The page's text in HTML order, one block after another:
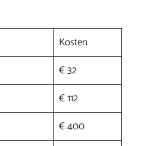
Kosten
€ 32
€ 112
€ 400